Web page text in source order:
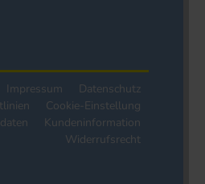
Impressum
Datenschutz
Cookie-Einstellung
Kundeninformation
Widerrufsrecht